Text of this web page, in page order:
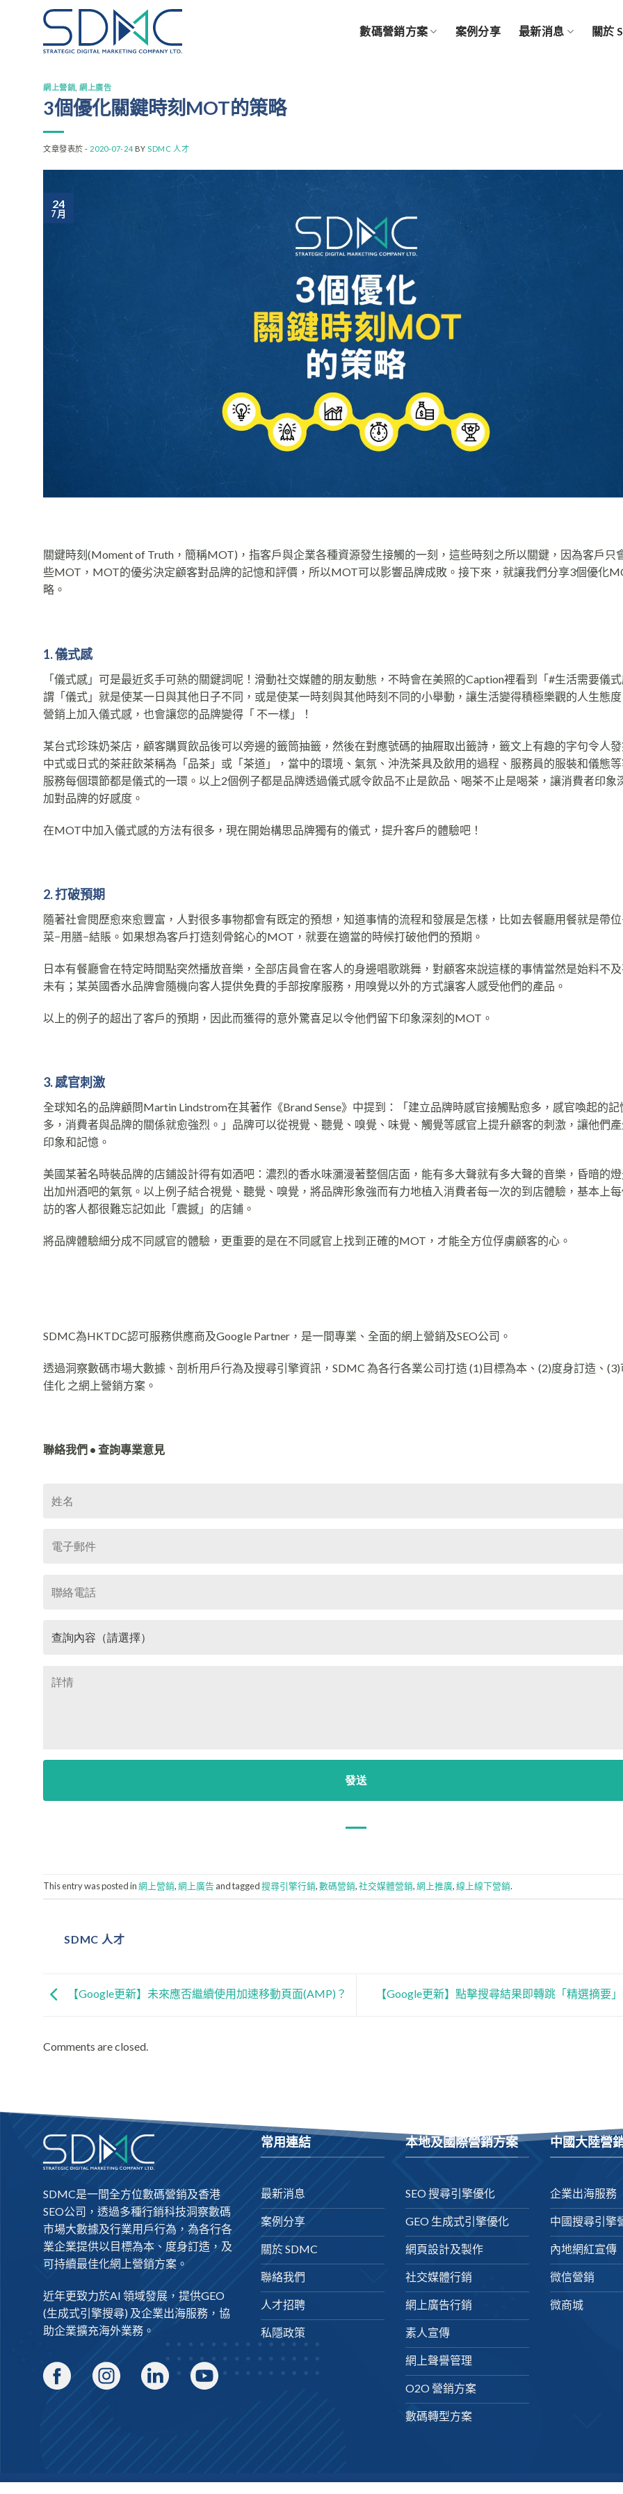
數碼營銷方案 案例分享 最新消息 關於
網上營銷 ,網上廣告
3個優化關鍵時刻MOT的策略
文章發表於 - 2020-07-24 BY SDMC 人才
24
7 月
關鍵時刻(Moment of Truth，簡稱MOT)，指客戶與企業各種資源發生接觸的一刻，這些時刻之所以關鍵，因為客戶只
些MOT，MOT的優劣決定顧客對品牌的記憶和評價，所以MOT可以影響品牌成敗。接下來，就讓我們分享3個優化
略。
1. 儀式感
「儀式感」可是最近炙手可熱的關鍵詞呢！滑動社交媒體的朋友動態，不時會在美照的Caption裡看到「#生活需要儀
謂「儀式」就是使某一日與其他日子不同，或是使某一時刻與其他時刻不同的小舉動，讓生活變得積極樂觀的人生態
營銷上加入儀式感，也會讓您的品牌變得「 不一樣」！
某台式珍珠奶茶店，顧客購買飲品後可以旁邊的籤筒抽籤，然後在對應號碼的抽屜取出籤詩，籤文上有趣的字句令人
中式或日式的茶莊飲茶稱為「品茶」或「茶道」，當中的環境、氣氛、沖洗茶具及飲用的過程、服務員的服裝和儀態
服務每個環節都是儀式的一環。以上2個例子都是品牌透過儀式感令飲品不止是飲品、喝茶不止是喝茶，讓消費者印象
加對品牌的好感度。
在MOT中加入儀式感的方法有很多，現在開始構思品牌獨有的儀式，提升客戶的體驗吧！
2. 打破預期
隨著社會閱歷愈來愈豐富，人對很多事物都會有既定的預想，知道事情的流程和發展是怎樣，比如去餐廳用餐就是帶
菜−用膳−結賬。如果想為客戶打造刻骨銘心的MOT，就要在適當的時候打破他們的預期。
日本有餐廳會在特定時間點突然播放音樂，全部店員會在客人的身邊唱歌跳舞，對顧客來說這樣的事情當然是始料不
未有；某英國香水品牌會隨機向客人提供免費的手部按摩服務，用嗅覺以外的方式讓客人感受他們的產品。
以上的例子的超出了客戶的預期，因此而獲得的意外驚喜足以令他們留下印象深刻的MOT。
3. 感官刺激
全球知名的品牌顧問Martin Lindstrom在其著作《Brand Sense》中提到：「建立品牌時感官接觸點愈多，感官喚起的記
多，消費者與品牌的關係就愈強烈。」品牌可以從視覺、聽覺、嗅覺、味覺、觸覺等感官上提升顧客的刺激，讓他們
印象和記憶。
美國某著名時裝品牌的店鋪設計得有如酒吧：濃烈的香水味瀰漫著整個店面，能有多大聲就有多大聲的音樂，昏暗的
出加州酒吧的氣氛。以上例子結合視覺、聽覺、嗅覺，將品牌形象強而有力地植入消費者每一次的到店體驗，基本上每
訪的客人都很難忘記如此「震撼」的店鋪。
將品牌體驗細分成不同感官的體驗，更重要的是在不同感官上找到正確的MOT，才能全方位俘虜顧客的心。
SDMC為HKTDC認可服務供應商及Google Partner，是一間專業、全面的網上營銷及SEO公司。
透過洞察數碼市場大數據、剖析用戶行為及搜尋引擎資訊，SDMC 為各行各業公司打造 (1)目標為本、(2)度身訂造、(3)
佳化 之網上營銷方案。
聯絡我們 • 查詢專業意見
This entry was posted in網上營銷,網上廣告 and tagged搜尋引擎行銷,數碼營銷,社交媒體營銷,網上推廣,線上線下營銷.
SDMC 人才
【Google更新】未來應否繼續使用加速移動頁面(AMP)？ 【Google更新】點擊搜尋結果即轉跳「精選摘要
Comments are closed.
SDMC是一間全方位數碼營銷及香港
SEO公司 ，透過多種行銷科技洞察數碼
市場大數據及行業用戶行為，為各行各
業企業提供以目標為本、度身訂造，及
可持續最佳化網上營銷方案。
近年更致力於AI 領域發展，提供GEO
(生成式引擎搜尋) 及企業出海服務，協
助企業擴充海外業務。
常用連結
最新消息
案例分享
關於 SDMC
聯絡我們
人才招聘
私隱政策
本地及國際營銷方案
SEO 搜尋引擎優化
GEO 生成式引擎優化
網頁設計及製作
社交媒體行銷
網上廣告行銷
素人宣傳
網上聲譽管理
O2O 營銷方案
數碼轉型方案
中國大陸營
企業出海服務
中國搜尋引擎
內地網紅宣傳
微信營銷
微商城